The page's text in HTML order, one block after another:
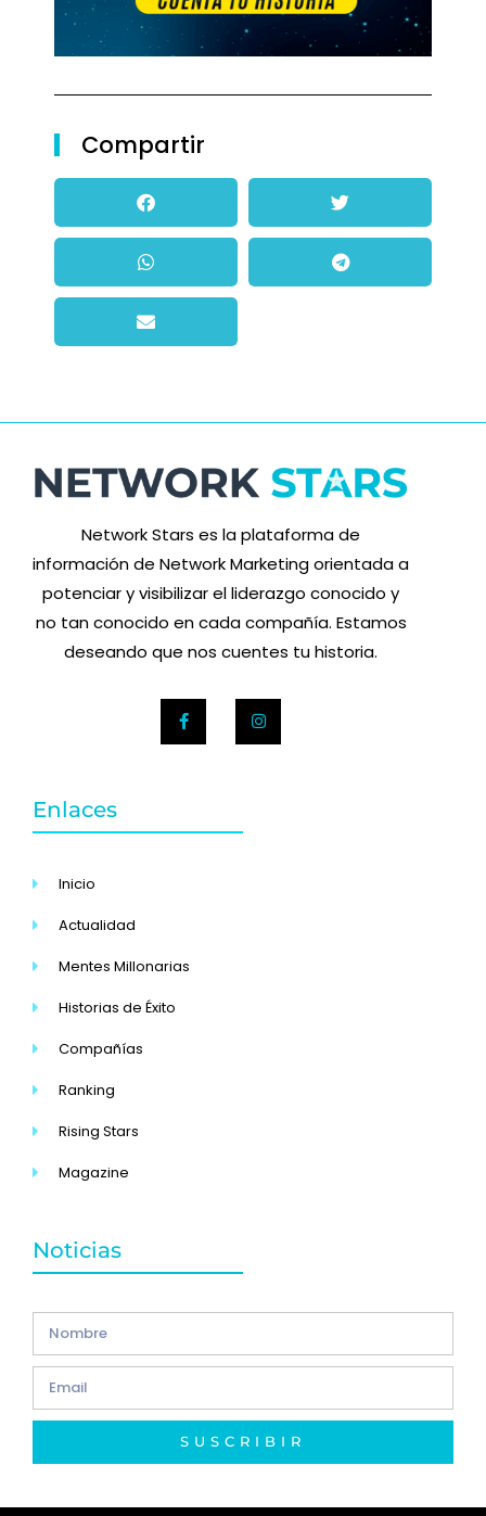
Compartir
Network Stars es la plataforma de
información de Network Marketing orientada a
potenciar y visibilizar el liderazgo conocido y
no tan conocido en cada compañía. Estamos
deseando que nos cuentes tu historia.
Enlaces
Inicio
Actualidad
Mentes Millonarias
Historias de Éxito
Compañías
Ranking
Rising Stars
Magazine
Noticias
SUSCRIBIR